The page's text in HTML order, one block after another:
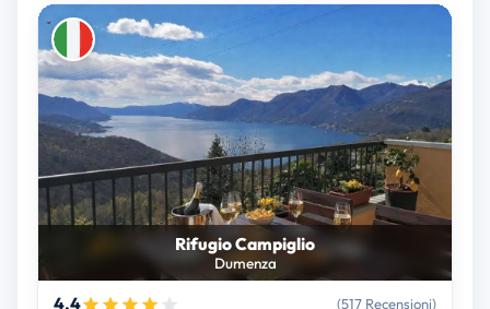
Rifugio Campiglio
Dumenza
4.4 (517 Recensioni)